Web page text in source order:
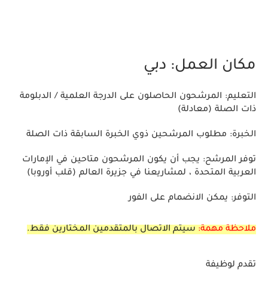
مكان العمل: دبي
التعليم: المرشحون الحاصلون على الدرجة العلمية / الدبلومة
ذات الصلة (معادلة)
الخبرة: مطلوب المرشحين ذوي الخبرة السابقة ذات الصلة
توفر المرشح: يجب أن يكون المرشحون متاحين في الإمارات
العربية المتحدة ، لمشاريعنا في جزيرة العالم (قلب أوروبا)
التوفر: يمكن الانضمام على الفور
ملاحظة مهمة: سيتم الاتصال بالمتقدمين المختارين فقط.
تقدم لوظيفة